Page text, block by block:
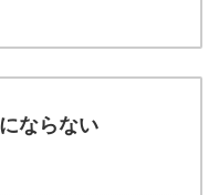
ならない